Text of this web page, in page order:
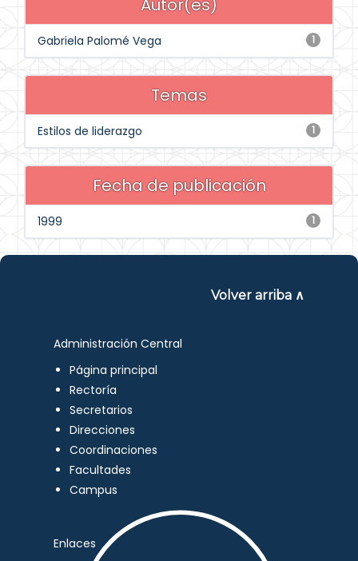
Autor(es)
1
Gabriela Palomé Vega
Temas
1
Estilos de liderazgo
Fecha de publicación
1
1999
Volver arriba ∧
Administración Central
Página principal
Rectoría
Secretarios
Direcciones
Coordinaciones
Facultades
Campus
Enlaces